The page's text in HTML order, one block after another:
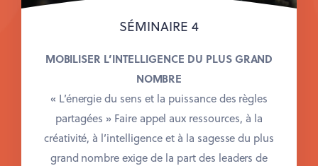
SÉMINAIRE 4
MOBILISER L’INTELLIGENCE DU PLUS GRAND
NOMBRE
« L’énergie du sens et la puissance des règles
partagées » Faire appel aux ressources, à la
créativité, à l’intelligence et à la sagesse du plus
grand nombre exige de la part des leaders de